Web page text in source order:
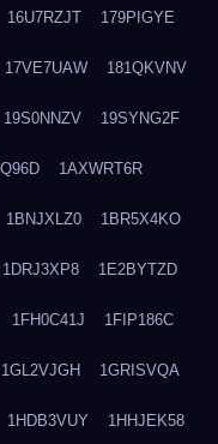
16U7RZJT 179PIGYE
17VE7UAW 181QKVNV
19S0NNZV 19SYNG2F
1AXWRT6R
1BNJXLZ0 1BR5X4KO
1DRJ3XP8 1E2BYTZD
1FH0C41J 1FIP186C
1GL2VJGH 1GRISVQA
1HDB3VUY 1HHJEK58